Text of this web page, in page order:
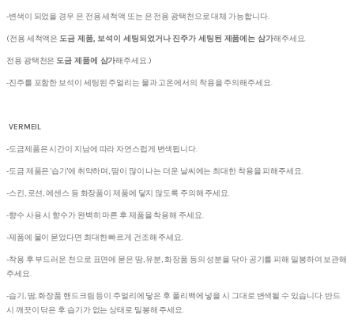
-변색이 되었을 경우 은 전용 세척액 또는 은 전용 광택천으로 대체 가능합니다.
(전용 세척액은도금 제품, 보석이 세팅되었거나 진주가 세팅된 제품에는 삼가해주세요.
전용 광택천은도금 제품에 삼가해주세요.)
-진주를 포함한 보석이 세팅된 주얼리는 물과 고온에서의 착용을 주의해주세요.
VERMEIL
-도금제품은 시간이 지남에 따라 자연스럽게 변색됩니다.
-도금 제품은 '습기'에 취약하며, 땀이 많이 나는 더운 날씨에는 최대한 착용을 피해주세요.
-스킨, 로션, 에센스 등 화장품이 제품에 닿지 않도록 주의해 주세요.
-향수 사용 시 향수가 완벽히 마른 후 제품을 착용해 주세요.
-제품에 물이 묻었다면 최대한 빠르게 건조해 주세요.
-착용 후 부드러운 천으로 표면에 묻은 땀, 유분, 화장품 등의 성분을 닦아 공기를 피해 밀봉하여 보관해
주세요.
-습기, 땀, 화장품 핸드크림 등이 주얼리에 닿은 후 폴리백에 넣을 시 그대로 변색될 수 있습니다. 반드
시 깨끗이 닦은 후 습기가 없는 상태로 밀봉해 주세요.